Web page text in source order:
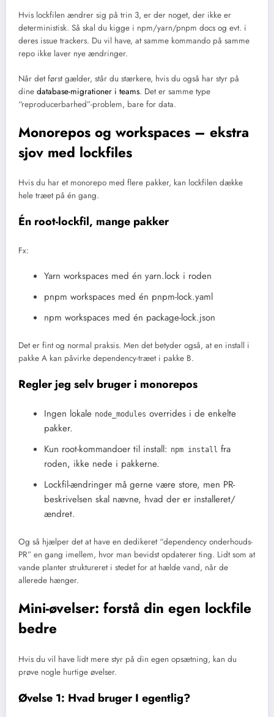
Hvis lockfilen ændrer sig på trin 3, er der noget, der ikke er
deterministisk. Så skal du kigge i npm/yarn/pnpm docs og evt. i
deres issue trackers. Du vil have, at samme kommando på samme
repo ikke laver nye ændringer.
Når det først gælder, står du stærkere, hvis du også har styr på
dine database-migrationer i teams. Det er samme type
“reproducerbarhed”-problem, bare for data.
Monorepos og workspaces – ekstra
sjov med lockfiles
Hvis du har et monorepo med flere pakker, kan lockfilen dække
hele træet på én gang.
Én root-lockfil, mange pakker
Fx:
Yarn workspaces med én yarn.lock i roden
pnpm workspaces med én pnpm-lock.yaml
npm workspaces med én package-lock.json
Det er fint og normal praksis. Men det betyder også, at en install i
pakke A kan påvirke dependency-træet i pakke B.
Regler jeg selv bruger i monorepos
Ingen lokale node_modules overrides i de enkelte
pakker.
Kun root-kommandoer til install: npm install fra
roden, ikke nede i pakkerne.
Lockfil-ændringer må gerne være store, men PR-
beskrivelsen skal nævne, hvad der er installeret/
ændret.
Og så hjælper det at have en dedikeret “dependency onderhouds-
PR” en gang imellem, hvor man bevidst opdaterer ting. Lidt som at
vande planter struktureret i stedet for at hælde vand, når de
allerede hænger.
Mini-øvelser: forstå din egen lockfile
bedre
Hvis du vil have lidt mere styr på din egen opsætning, kan du
prøve nogle hurtige øvelser.
Øvelse 1: Hvad bruger I egentlig?